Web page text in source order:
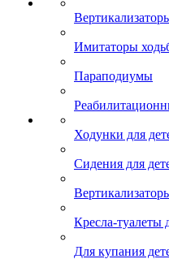
Имитаторы
Параподиумы
Ходунки для
Сидения для
Кресла-туалеты
Для купания